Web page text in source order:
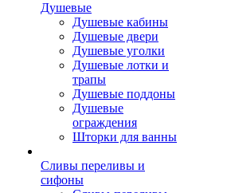
Душевые
Душевые кабины
Душевые двери
Душевые уголки
Душевые лотки и
трапы
Душевые поддоны
Душевые
ограждения
Шторки для ванны
Сливы переливы и
сифоны